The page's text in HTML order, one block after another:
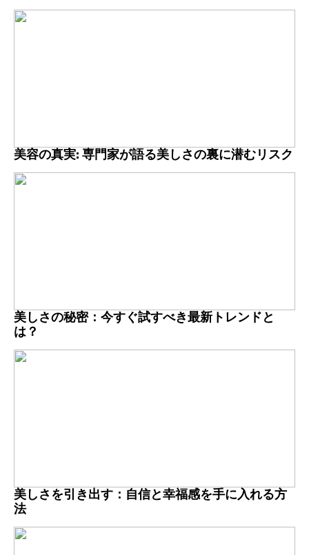
美容の真実: 専門家が語る美しさの裏に潜むリスク
美しさの秘密：今すぐ試すべき最新トレンドと
は？
美しさを引き出す：自信と幸福感を手に入れる方
法